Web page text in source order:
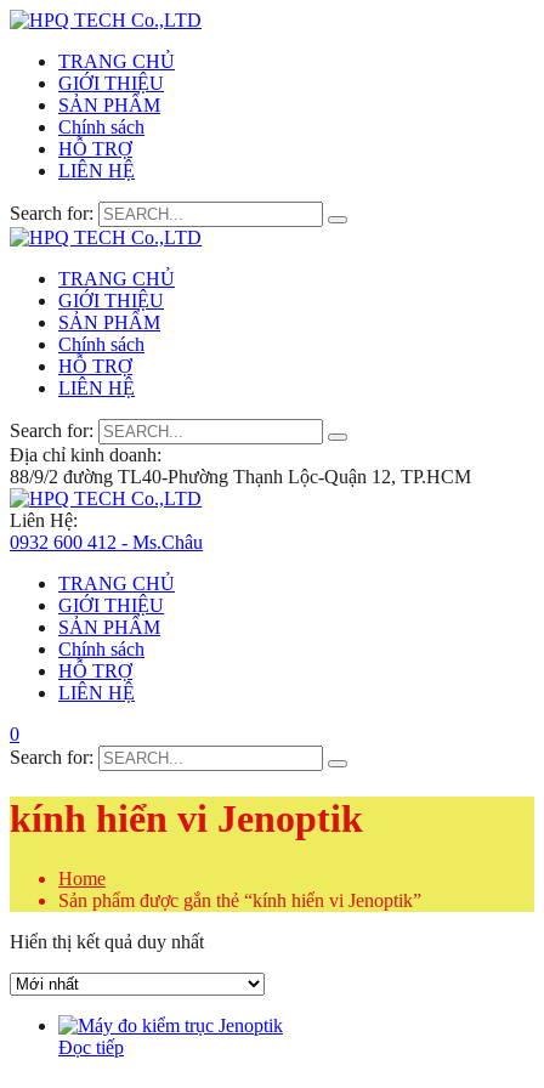
TRANG CHỦ
GIỚI THIỆU
SẢN PHẨM
Chính sách
HỖ TRỢ
LIÊN HỆ
Search for:
TRANG CHỦ
GIỚI THIỆU
SẢN PHẨM
Chính sách
HỖ TRỢ
LIÊN HỆ
Search for:
Địa chỉ kinh doanh:
88/9/2 đường TL40-Phường Thạnh Lộc-Quận 12, TP.HCM
Liên Hệ:
0932 600 412 - Ms.Châu
TRANG CHỦ
GIỚI THIỆU
SẢN PHẨM
Chính sách
HỖ TRỢ
LIÊN HỆ
0
Search for:
kính hiển vi Jenoptik
Home
Sản phẩm được gắn thẻ “kính hiển vi Jenoptik”
Hiển thị kết quả duy nhất
Đọc tiếp